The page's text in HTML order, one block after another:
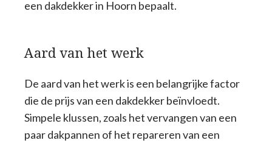
een dakdekker in Hoorn bepaalt.
Aard van het werk
De aard van het werk is een belangrijke factor
die de prijs van een dakdekker beïnvloedt.
Simpele klussen, zoals het vervangen van een
paar dakpannen of het repareren van een